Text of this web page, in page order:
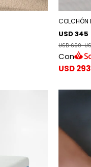
COLCHÓN
USD 345
USD 690-
Con
USD 293